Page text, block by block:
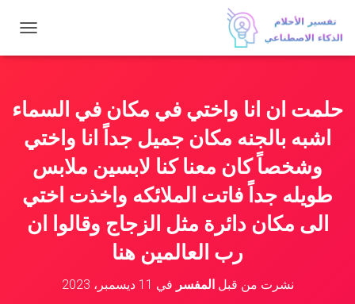
ب
ل
ا
ت
حلمت ان انا واختي في مكان في السماء
اشبه بالجنه مكان جميل جداً انا واختي
وشخصاً كان معنا كنا لابسين ملابس
طويله جداً فاتت الملائكه واخذت اختي
الى مكان دائرة مثل الزجاج وقالوا ان
رب العالمين هنا
نشرت من قبلالمفسر في 11 ديسمبر، 2023